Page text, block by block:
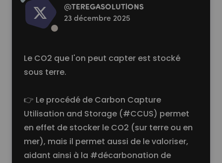
@TEREGASOLUTlONS
23 décembre 2025
Le CO2 que l'on peut capter est stocké
sous terre.
👉 Le procédé de Carbon Capture
Utilisation and Storage (#CCUS) permet
en effet de stocker le CO2 (sur terre ou en
mer), mais il permet aussi de le valoriser,
aidant ainsi à la #décarbonation de